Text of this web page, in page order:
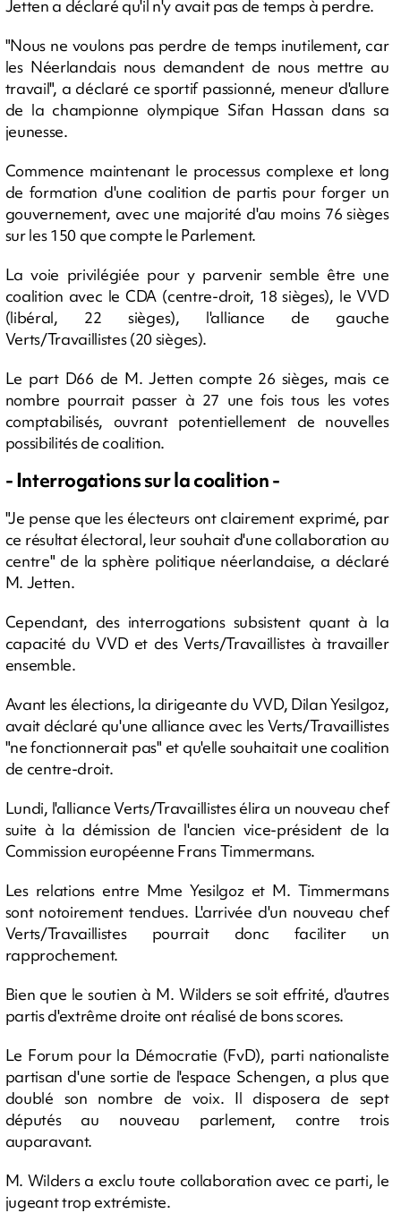
Jetten a déclaré qu'il n'y avait pas de temps à perdre.
"Nous ne voulons pas perdre de temps inutilement, car
les Néerlandais nous demandent de nous mettre au
travail", a déclaré ce sportif passionné, meneur d'allure
de la championne olympique Sifan Hassan dans sa
jeunesse.
Commence maintenant le processus complexe et long
de formation d'une coalition de partis pour forger un
gouvernement, avec une majorité d'au moins 76 sièges
sur les 150 que compte le Parlement.
La voie privilégiée pour y parvenir semble être une
coalition avec le CDA (centre-droit, 18 sièges), le VVD
(libéral, 22 sièges), l'alliance de gauche
Verts/Travaillistes (20 sièges).
Le part D66 de M. Jetten compte 26 sièges, mais ce
nombre pourrait passer à 27 une fois tous les votes
comptabilisés, ouvrant potentiellement de nouvelles
possibilités de coalition.
- Interrogations sur la coalition -
"Je pense que les électeurs ont clairement exprimé, par
ce résultat électoral, leur souhait d'une collaboration au
centre" de la sphère politique néerlandaise, a déclaré
M. Jetten.
Cependant, des interrogations subsistent quant à la
capacité du VVD et des Verts/Travaillistes à travailler
ensemble.
Avant les élections, la dirigeante du VVD, Dilan Yesilgoz,
avait déclaré qu'une alliance avec les Verts/Travaillistes
"ne fonctionnerait pas" et qu'elle souhaitait une coalition
de centre-droit.
Lundi, l'alliance Verts/Travaillistes élira un nouveau chef
suite à la démission de l'ancien vice-président de la
Commission européenne Frans Timmermans.
Les relations entre Mme Yesilgoz et M. Timmermans
sont notoirement tendues. L'arrivée d'un nouveau chef
Verts/Travaillistes pourrait donc faciliter un
rapprochement.
Bien que le soutien à M. Wilders se soit effrité, d'autres
partis d'extrême droite ont réalisé de bons scores.
Le Forum pour la Démocratie (FvD), parti nationaliste
partisan d'une sortie de l'espace Schengen, a plus que
doublé son nombre de voix. Il disposera de sept
députés au nouveau parlement, contre trois
auparavant.
M. Wilders a exclu toute collaboration avec ce parti, le
jugeant trop extrémiste.